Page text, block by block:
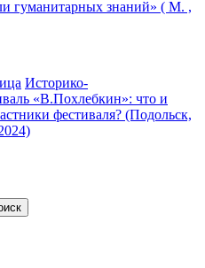
гуманитарных знаний» ( М. ,
Историко-
«В.Похлебкин»: что и
фестиваля? (Подольск,